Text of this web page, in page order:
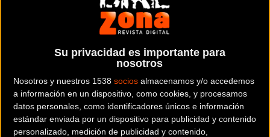
Su privacidad es importante para
nosotros
Nosotros y nuestros 1538 socios almacenamos y/o accedemos
a información en un dispositivo, como cookies, y procesamos
datos personales, como identificadores únicos e información
estándar enviada por un dispositivo para publicidad y contenido
personalizado, medición de publicidad y contenido,
Comprueba si estás afectado
Reemplazo voluntario de la abrazadera
aerostem de Look